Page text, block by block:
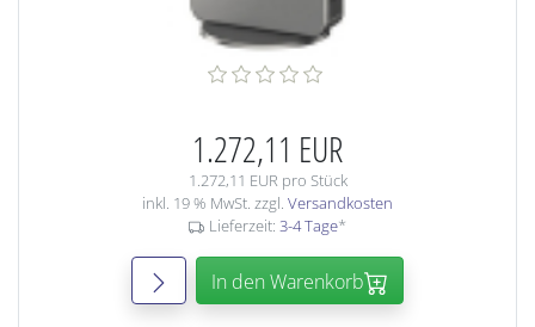
1.272,11 EUR
1.272,11 EUR pro Stück
inkl. 19 % MwSt. zzgl. Versandkosten
Lieferzeit: 3-4 Tage*
In den Warenkorb